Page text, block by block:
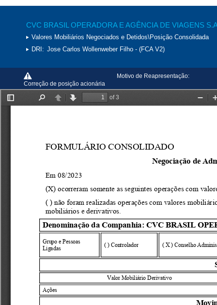
CVC BRASIL OPERADORA E AGÊNCIA DE VIAGENS
Valores Mobiliários Negociados e Detidos\Posição Consolidada
DRI: Jose Carlos Wollenweber Filho - (FCA V2)
Motivo de Reapresentação:
Correção de posição acionária